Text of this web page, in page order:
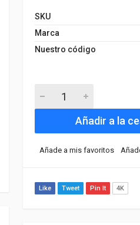
SKU
Marca
Nuestro código
Añadir a la
Añade a mis favoritos
Like Tweet Pin It 4K